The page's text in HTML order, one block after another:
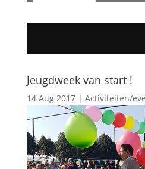
Jeugdweek van start !
14 Aug 2017| Activiteiten/